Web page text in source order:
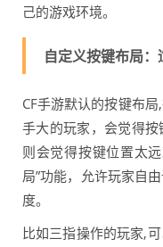
己的游戏环境。
自定义按键布局
CF手游默认的按键布
手大的玩家，会觉得按
则会觉得按键位置太
局”功能，允许玩家自
度。
比如三指操作的玩家,